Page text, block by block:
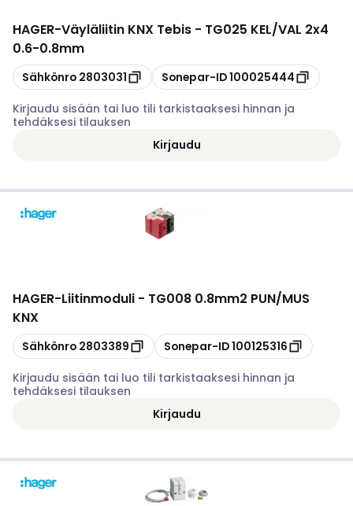
HAGER-Väyläliitin KNX Tebis - TG025 KEL/VAL 2x4
0.6-0.8mm
Kopioi
Sähkönro 2803031 Kopioi
Sonepar-ID100025444
Kirjaudu sisään tai luo tili tarkistaaksesi hinnan ja
tehdäksesi tilauksen
Kirjaudu
HAGER-Liitinmoduli - TG008 0.8mm2 PUN/MUS
KNX
Kopioi
Sähkönro 2803389 Kopioi
Sonepar-ID100125316
Kirjaudu sisään tai luo tili tarkistaaksesi hinnan ja
tehdäksesi tilauksen
Kirjaudu